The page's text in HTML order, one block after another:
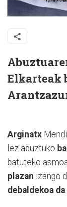
Elkarteak
Arginatx
lez abuztuko
batuteko
plazan izango
debaldekoa da.